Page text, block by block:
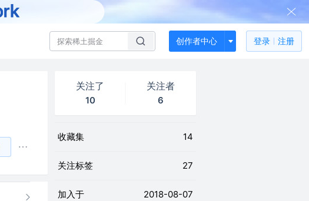
创作者中心 登录 注册
关注了
10
关注者
6
收藏集 14
关注标签 27
加入于 2018-08-07